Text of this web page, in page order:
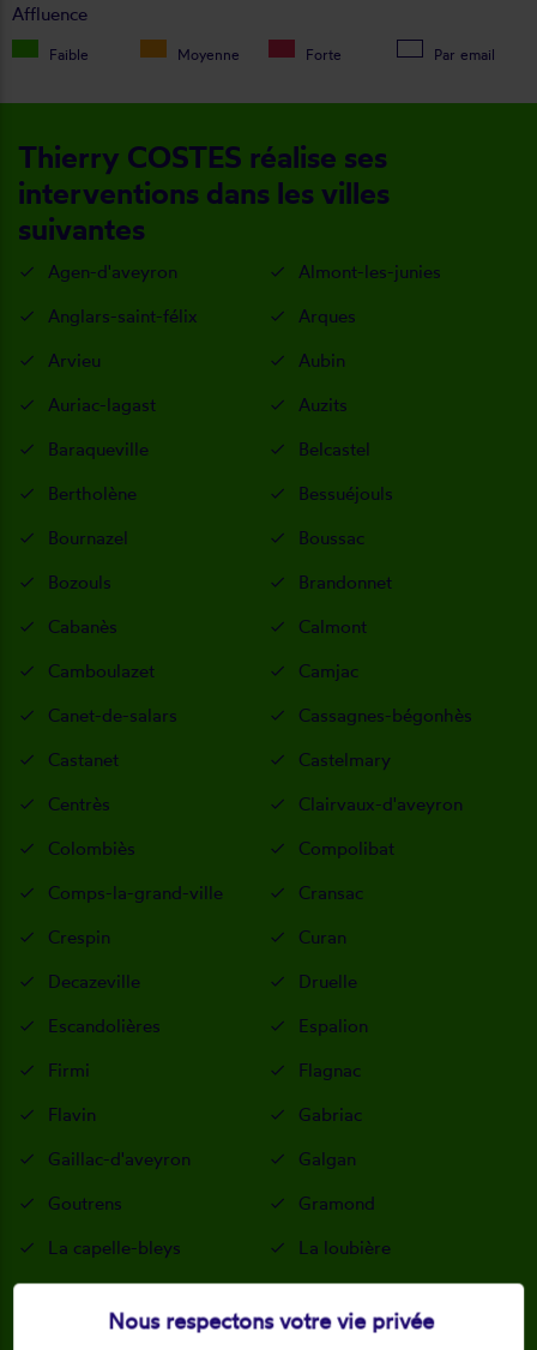
Affluence
Faible Moyenne Forte Par email
Thierry COSTES réalise ses
interventions dans les villes
suivantes
Agen-d'aveyron
Almont-les-junies
Anglars-saint-félix
Arques
Arvieu
Aubin
Auriac-lagast
Auzits
Baraqueville
Belcastel
Bertholène
Bessuéjouls
Bournazel
Boussac
Bozouls
Brandonnet
Cabanès
Calmont
Camboulazet
Camjac
Canet-de-salars
Cassagnes-bégonhès
Castanet
Castelmary
Centrès
Clairvaux-d'aveyron
Colombiès
Compolibat
Comps-la-grand-ville
Cransac
Crespin
Curan
Decazeville
Druelle
Escandolières
Espalion
Firmi
Flagnac
Flavin
Gabriac
Gaillac-d'aveyron
Galgan
Goutrens
Gramond
La capelle-bleys
La loubière
La salvetat-peyralès
Laissac
Lanuéjouls
Lassouts
Nous respectons votre vie privée